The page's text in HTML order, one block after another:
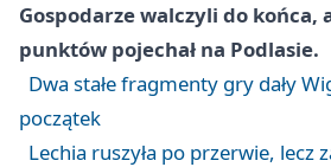
Gospodarze walczyli do końca,
punktów pojechał na Podlasie.
Dwa stałe fragmenty gry dały
początek
Lechia ruszyła po przerwie, lecz